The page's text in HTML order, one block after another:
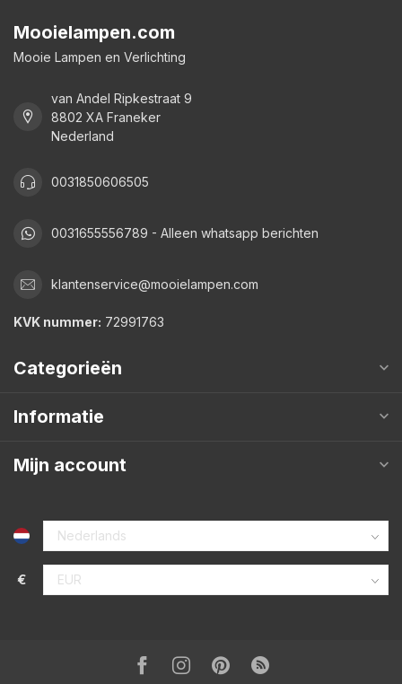
Mooielampen.com
Mooie Lampen en Verlichting
van Andel Ripkestraat 9
8802 XA Franeker
Nederland
0031850606505
0031655556789 - Alleen whatsapp berichten
klantenservice@mooielampen.com
KVK nummer: 72991763
Categorieën
Informatie
Mijn account
€